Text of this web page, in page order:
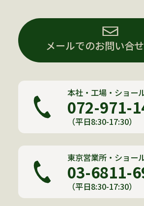
メールでのお問い合
本社・工場・ショー
072-971-
（平日8:30-17:30）
東京営業所・ショー
03-6811-
（平日8:30-17:30）